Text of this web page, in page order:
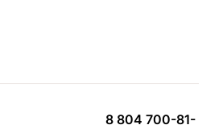
8 804 700-81-